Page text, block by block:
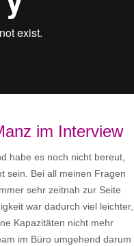
im Interview
habe es noch nicht bereut,
sein. Bei all meinen Fragen
sehr zeitnah zur Seite
war dadurch viel leichter,
Kapazitäten nicht mehr
im Büro umgehend darum